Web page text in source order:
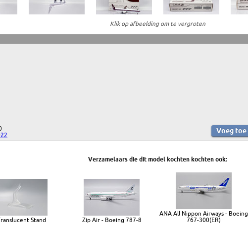
Klik op afbeelding om te vergroten
Verzamelaars die dit model kochten kochten ook:
Stand Zip Air - Boeing 787-8
ANA All Nippon Airways - Boeing
767-300(ER)